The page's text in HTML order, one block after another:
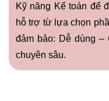
Kỹ năng Kế toán để
hỗ trợ từ lựa chọn
đảm bảo: Dễ dùng
chuyên sâu.